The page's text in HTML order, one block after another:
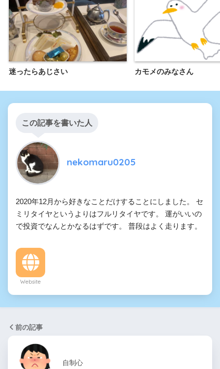
迷ったらあじさい カモメのみなさん
この記事を書いた人
nekomaru0205
2020年12月から好きなことだけすることにしました。 セ
ミリタイヤというよりはフルリタイヤです。 運がいいの
で投資でなんとかなるはずです。 普段はよく走ります。
Website
前の記事
自制心